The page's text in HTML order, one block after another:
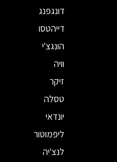
דונגפנג
דייהטסו
הונגצ'י
וויה
זיקר
טסלה
יונדאי
ליפמוטור
לנצ'יה